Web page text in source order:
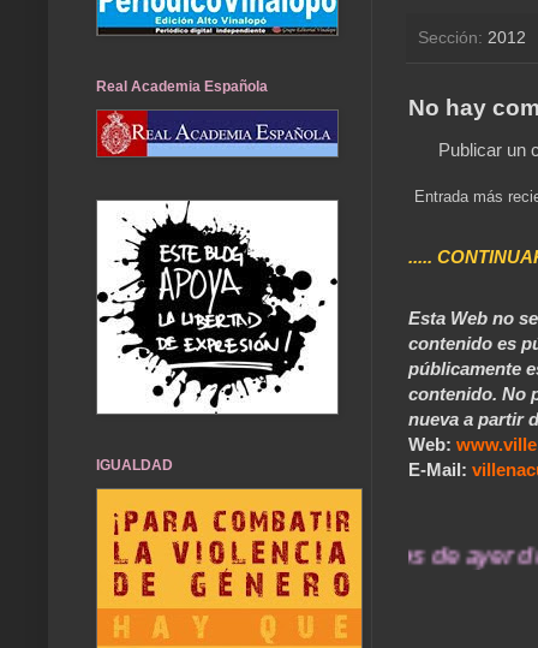
Sección: 2012
No hay
Publicar un
Entrada más
.....
Esta Web no
contenido es
públicamente
contenido. No
nueva a partir
Web:
E-Mail:
... Nuestros recuerdos de ayer durarán
Real Academia Española
IGUALDAD